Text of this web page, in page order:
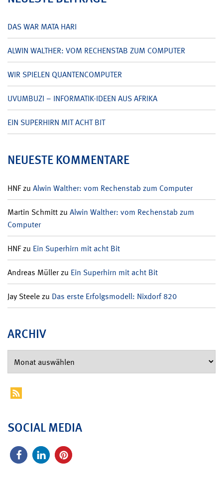
DAS WAR MATA HARI
ALWIN WALTHER: VOM RECHENSTAB ZUM COMPUTER
WIR SPIELEN QUANTENCOMPUTER
UVUMBUZI – INFORMATIK-IDEEN AUS AFRIKA
EIN SUPERHIRN MIT ACHT BIT
NEUESTE KOMMENTARE
HNFzu Alwin Walther: vom Rechenstab zum Computer
Martin Schmittzu Alwin Walther: vom Rechenstab zum
Computer
HNFzu Ein Superhirn mit acht Bit
Andreas Müllerzu Ein Superhirn mit acht Bit
Jay Steelezu Das erste Erfolgsmodell: Nixdorf 820
ARCHIV
SOCIAL MEDIA